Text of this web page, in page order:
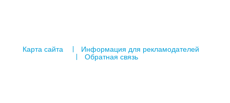
Карта сайта
Информация для рекламодателей
Обратная связь